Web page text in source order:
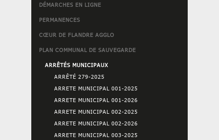
DÉMARCHES EN LIGNE
PERMANENCES
CŒUR DE FLANDRE AGGLO
PLAN COMMUNAL DE SAUVEGARDE
ARRÊTÉS MUNICIPAUX
ARRÊTÉ 279-2025
ARRETE MUNICIPAL 001-2025
ARRETE MUNICIPAL 001-2026
ARRETE MUNICIPAL 002-2025
ARRETE MUNICIPAL 002-2026
ARRETE MUNICIPAL 003-2025